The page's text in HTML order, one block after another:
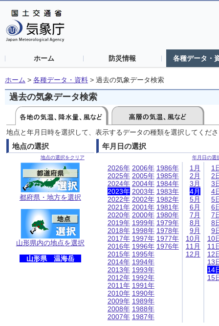
ホーム 防災情報 各種データ・
ホーム > 各種データ・資料 > 過去の気象データ検索
過去の気象データ検索
地点と年月日時を選択して、表示するデータの種類を選択してくだ
地点の選択
地点の選択をクリア
都府県・地方を選択
山形県内の地点を選択
山形県 温海岳
年月日の選択
年月日の選
2026年
2025年
2024年
2023年
2022年
2021年
2020年
2019年
2018年
2017年
2016年
2015年
2014年
2013年
2012年
2011年
2010年
2009年
2008年
2007年
2006年
2005年
2004年
2003年
2002年
2001年
2000年
1999年
1998年
1997年
1996年
1995年
1994年
1993年
1992年
1991年
1990年
1989年
1988年
1987年
1986年
1985年
1984年
1983年
1982年
1981年
1980年
1979年
1978年
1977年
1976年
1月
2月
3月
4月
5月
6月
7月
8月
9月
10月
11月
12月
1
2
3
4
5
6
7
8
9
10
11
12
13
14
15